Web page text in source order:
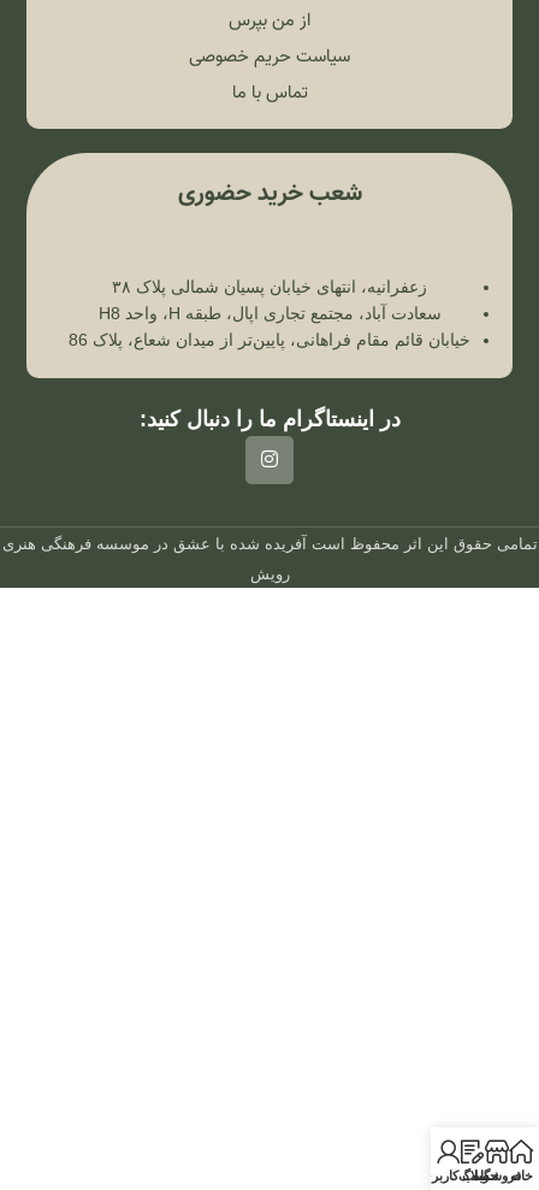
از من بپرس
سیاست حریم خصوصی
تماس با ما
شعب خرید حضوری
زعفرانیه، انتهای خیابان پسیان شمالی پلاک ۳۸
سعادت آباد، مجتمع تجاری اپال، طبقه H، واحد H8
خیابان قائم مقام فراهانی، پایین‌تر از میدان شعاع، پلاک 86
در اینستاگرام ما را دنبال کنید:
تمامی حقوق این اثر محفوظ است آفریده شده با عشق در موسسه فرهنگی هنری
رویش
خانهفروشگاهوبلاگ
حساب کاربری من